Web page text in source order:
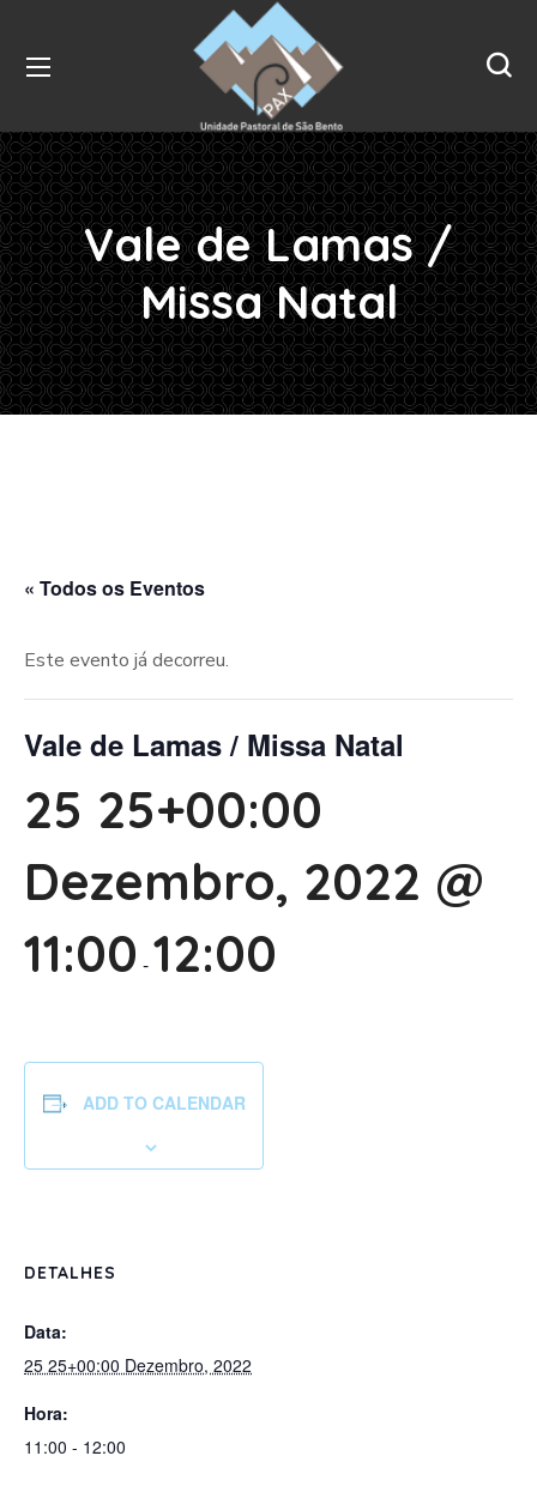
Vale de Lamas /
Missa Natal
« Todos os Eventos
Este evento já decorreu.
Vale de Lamas / Missa Natal
25 25+00:00
Dezembro, 2022 @
11:00 -12:00
ADD TO CALENDAR
DETALHES
Data:
25 25+00:00 Dezembro, 2022
Hora:
11:00 - 12:00